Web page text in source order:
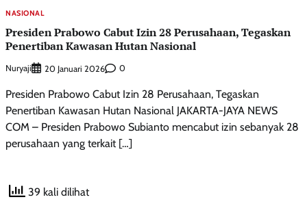
NASIONAL
Presiden Prabowo Cabut Izin 28 Perusahaan, Tegaskan
Penertiban Kawasan Hutan Nasional
Nuryaji 20 Januari 2026 0
Presiden Prabowo Cabut Izin 28 Perusahaan, Tegaskan
Penertiban Kawasan Hutan Nasional JAKARTA-JAYA NEWS
COM – Presiden Prabowo Subianto mencabut izin sebanyak 28
perusahaan yang terkait […]
39 kali dilihat